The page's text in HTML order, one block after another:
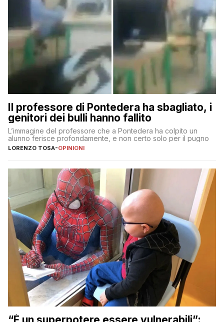
Il professore di Pontedera ha sbagliato, i
genitori dei bulli hanno fallito
L’immagine del professore che a Pontedera ha colpito un
alunno ferisce profondamente, e non certo solo per il pugno
LORENZO TOSA-OPINIONI